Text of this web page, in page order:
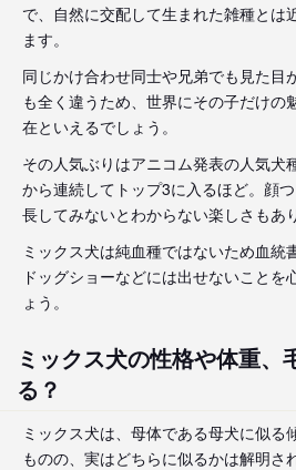
で、自然に交配して生まれた雑種とは
ます。
同じかけ合わせ同士や兄弟でも見た目
も全く違うため、世界にその子だけの
在といえるでしょう。
その人気ぶりはアニコム発表の人気犬
から連続してトップ3に入るほど。顔
長してみないとわからない楽しさもあ
ミックス犬は純血種ではないため血統
ドッグショーなどには出せないことを
ょう。
ミックス犬の性格や体重、
る？
ミックス犬は、母体である母犬に似る
ものの、実はどちらに似るかは解明さ